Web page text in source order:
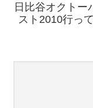
日比谷オクトー
スト2010行っ